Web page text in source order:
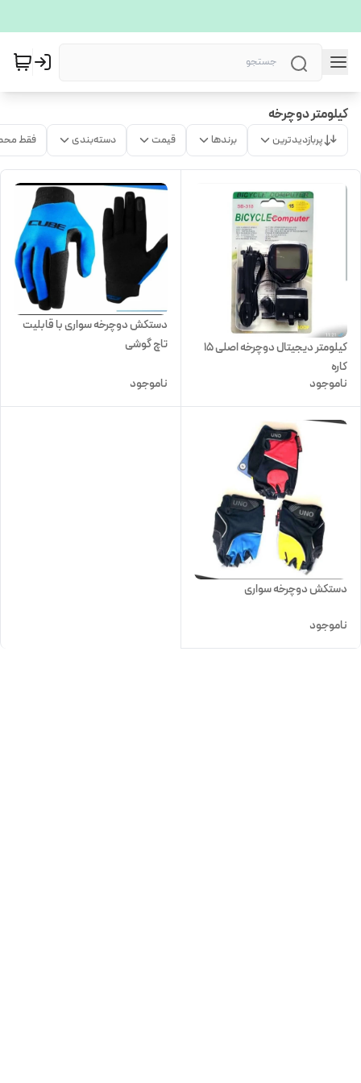
کیلومتر دوچرخه
پربازدیدترین برندها قیمت دسته‌بندی فقط
کیلومتر دیجیتال دوچرخه اصلی ۱۵
کاره
ناموجود
دستکش دوچرخه سواری با قابلیت
تاچ گوشی
ناموجود
دستکش دوچرخه سواری
ناموجود